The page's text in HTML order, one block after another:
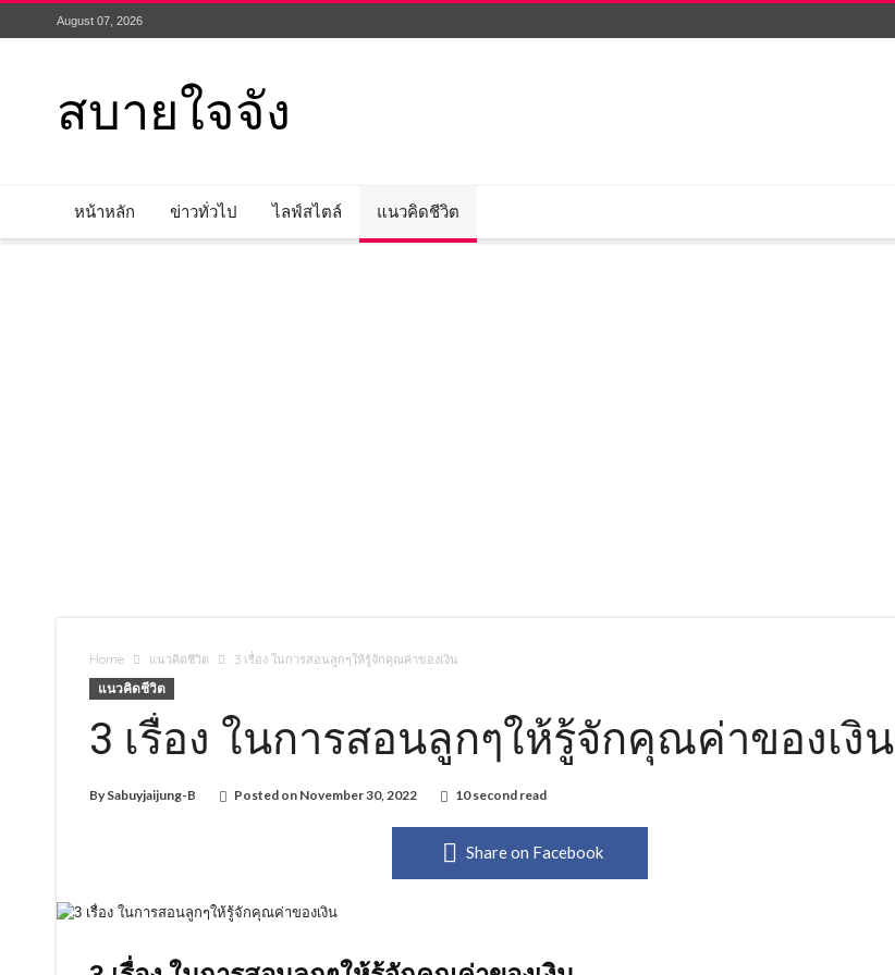
August 07, 2026
สบายใจจัง
หน้าหลัก ข่าวทั่วไป ไลฟ์สไตล์ แนวคิดชีวิต
Home แนวคิดชีวิต 3 เรื่อง ในการสอนลูกๆให้รู้จักคุณค่าของเงิน
แนวคิดชีวิต
3 เรื่อง ในการสอนลูกๆให้รู้จักคุณค่าของเงิน
By Sabuyjaijung-B Posted on November 30, 2022 10 second read
Share on Facebook